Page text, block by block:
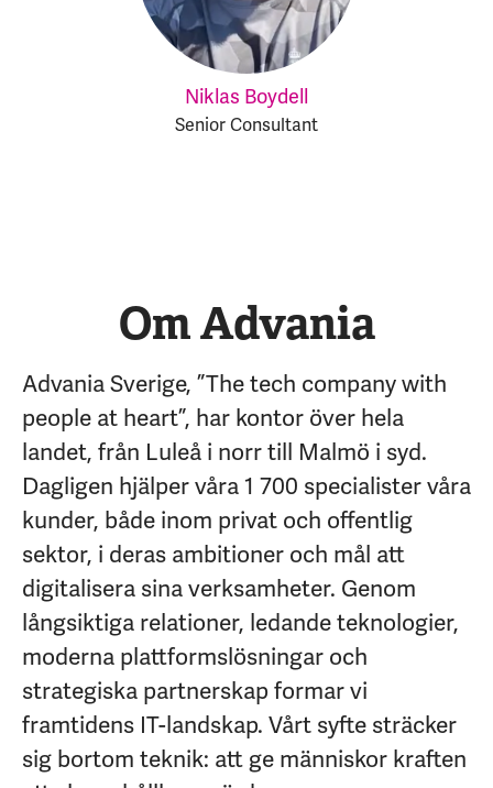
Niklas Boydell
Senior Consultant
Om Advania
Advania Sverige, ”The tech company with
people at heart”, har kontor över hela
landet, från Luleå i norr till Malmö i syd.
Dagligen hjälper våra 1 700 specialister våra
kunder, både inom privat och offentlig
sektor, i deras ambitioner och mål att
digitalisera sina verksamheter. Genom
långsiktiga relationer, ledande teknologier,
moderna plattformslösningar och
strategiska partnerskap formar vi
framtidens IT-landskap. Vårt syfte sträcker
sig bortom teknik: att ge människor kraften